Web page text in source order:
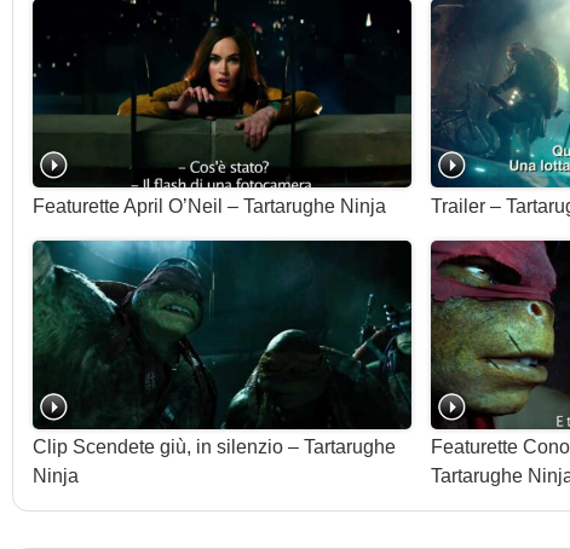
Featurette April O’Neil – Tartarughe Ninja Trailer –
Clip Scendete giù, in silenzio – Tartarughe
Ninja
Featurette
Tartarughe